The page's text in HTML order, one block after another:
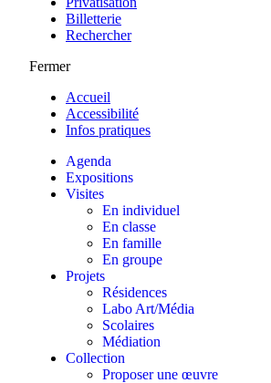
Billetterie
Rechercher
Fermer
Accueil
Accessibilité
Infos pratiques
Agenda
Expositions
Visites
En individuel
En classe
En famille
En groupe
Projets
Résidences
Labo Art/Média
Scolaires
Médiation
Collection
Proposer une œuvre